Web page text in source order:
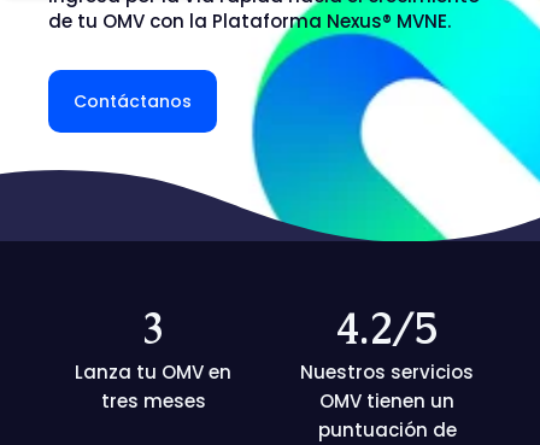
de tu OMV con la Plataforma Nexus® MVNE.
Contáctanos
3
Lanza tu OMV en
tres meses
4.2/5
Nuestros servicios
OMV tienen un
puntuación de